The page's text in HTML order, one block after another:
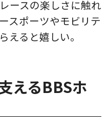
ースの楽しさに触れ
スポーツやモビリテ
えると嬉しい。
えるBBSホ